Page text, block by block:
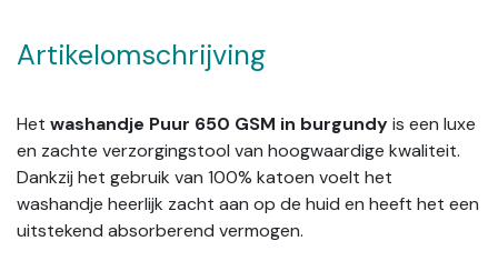
Artikelomschrijving
Het washandje Puur 650 GSM in burgundyis een luxe
en zachte verzorgingstool van hoogwaardige kwaliteit.
Dankzij het gebruik van 100% katoen voelt het
washandje heerlijk zacht aan op de huid en heeft het een
uitstekend absorberend vermogen.